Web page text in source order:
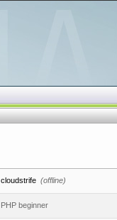
cloudstrife (offline)
PHP beginner